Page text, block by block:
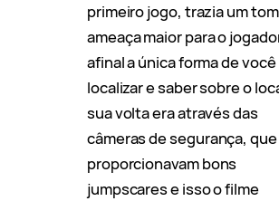
primeiro jogo, trazia um
ameaça maior para o
afinal a única forma de você
localizar e saber sobre o
sua volta era através das
câmeras de segurança, que
proporcionavam bons
jumpscares e isso o filme